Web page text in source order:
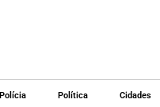
Polícia Política Cidades